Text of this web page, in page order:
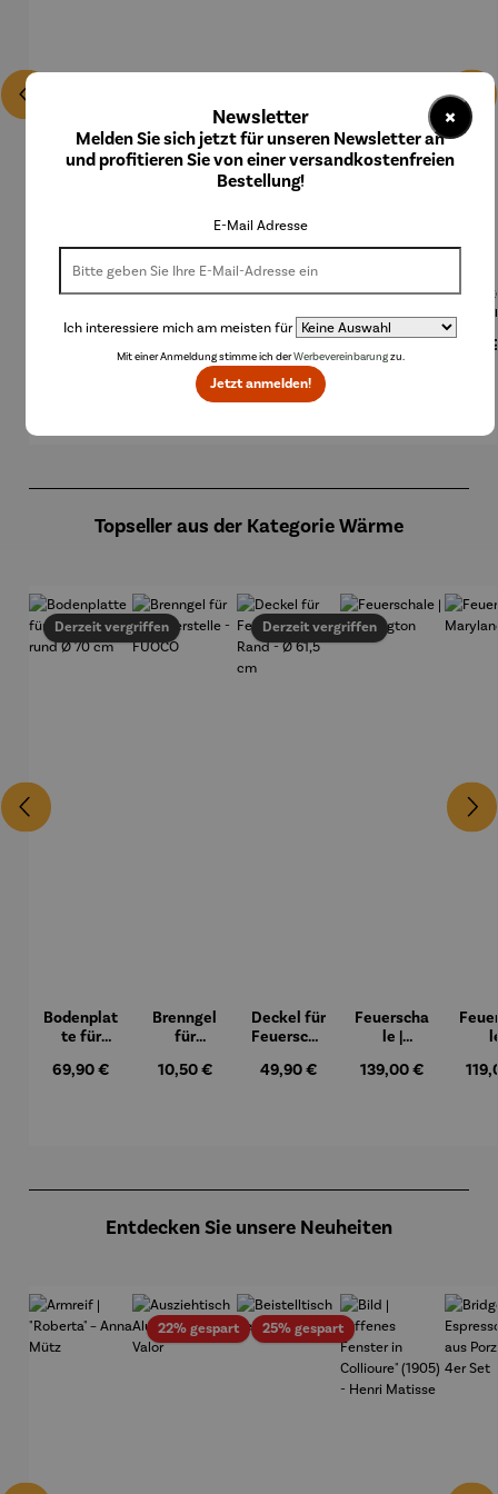
Basis für
len rund -
Bodenplat
Feuerkorb
rund Ø 70
Brenngel
Gelfeuers
telle -
FUOCO
Regulärer Preis:
10,50 €
Decke mit
Regulärer Preis:
74,95 €
Topseller aus der Kategorie Wärme
Derzeit vergriffen
Bodenplat
te für
rund Ø 70
Regulärer Preis:
69,90 €
Brenngel
für
telle -
Regulärer Preis:
10,50 €
Derzeit vergriffen
Deckel für
Feuerscha
Rand - Ø
Regulärer Preis:
49,90 €
Feuerscha
le |
on
Regulärer Preis:
139,00 €
Entdecken Sie unsere Neuheiten
22% gespartRabatt25% gespartRabatt
×
Newsletter
Melden Sie sich jetzt für unseren Newsletter an
und profitieren Sie von einer versandkostenfreien
Bestellung!
E-Mail Adresse
Ich interessiere mich am meisten für
Mit einer Anmeldung stimme ich derWerbevereinbarungzu.
Jetzt anmelden!